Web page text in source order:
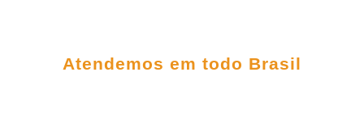
Atendemos em todo Brasil